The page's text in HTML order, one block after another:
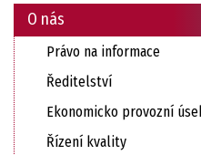
O nás
Právo na informace
Ředitelství
Ekonomicko provozní
Řízení kvality